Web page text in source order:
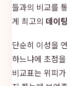
들과의 비교를
게 최고의 데이
단순히 이성을
하느냐에 초점
비교표는 위피